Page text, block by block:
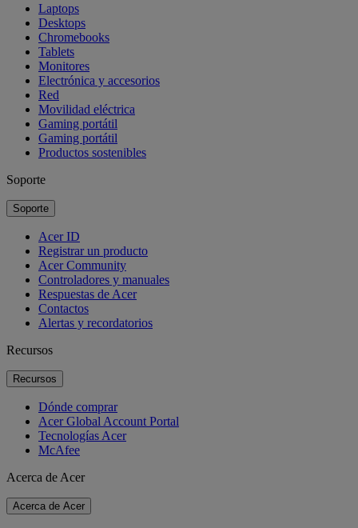
Laptops
Desktops
Chromebooks
Tablets
Monitores
Electrónica y accesorios
Red
Movilidad eléctrica
Gaming portátil
Gaming portátil
Productos sostenibles
Soporte
Soporte
Acer ID
Registrar un producto
Acer Community
Controladores y manuales
Respuestas de Acer
Contactos
Alertas y recordatorios
Recursos
Recursos
Dónde comprar
Acer Global Account Portal
Tecnologías Acer
McAfee
Acerca de Acer
Acerca de Acer